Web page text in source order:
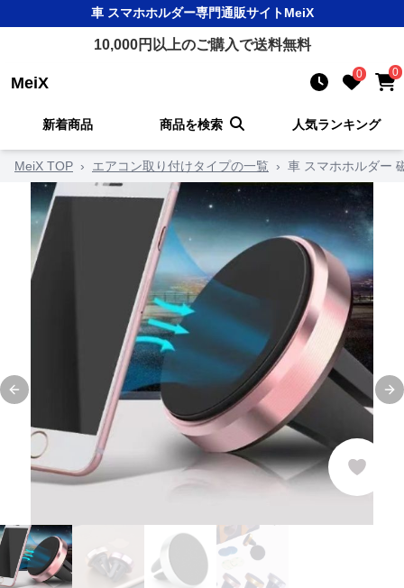
車 スマホホルダー専門通販サイトMeiX
10,000円以上のご購入で送料無料
MeiX 0 0
新着商品 商品を検索 人気ランキング
MeiX TOP › エアコン取り付けタイプの一覧 › 車 スマホホルダー
Previous slide